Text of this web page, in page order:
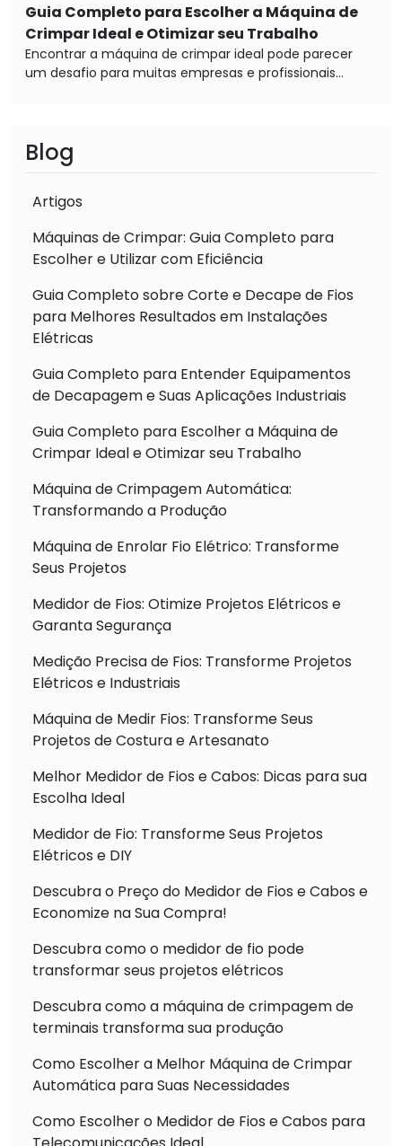
Guia Completo para Escolher a Máquina de
Crimpar Ideal e Otimizar seu Trabalho
Encontrar a máquina de crimpar ideal pode parecer
um desafio para muitas empresas e profissionais...
Blog
Artigos
Máquinas de Crimpar: Guia Completo para
Escolher e Utilizar com Eficiência
Guia Completo sobre Corte e Decape de Fios
para Melhores Resultados em Instalações
Elétricas
Guia Completo para Entender Equipamentos
de Decapagem e Suas Aplicações Industriais
Guia Completo para Escolher a Máquina de
Crimpar Ideal e Otimizar seu Trabalho
Máquina de Crimpagem Automática:
Transformando a Produção
Máquina de Enrolar Fio Elétrico: Transforme
Seus Projetos
Medidor de Fios: Otimize Projetos Elétricos e
Garanta Segurança
Medição Precisa de Fios: Transforme Projetos
Elétricos e Industriais
Máquina de Medir Fios: Transforme Seus
Projetos de Costura e Artesanato
Melhor Medidor de Fios e Cabos: Dicas para sua
Escolha Ideal
Medidor de Fio: Transforme Seus Projetos
Elétricos e DIY
Descubra o Preço do Medidor de Fios e Cabos e
Economize na Sua Compra!
Descubra como o medidor de fio pode
transformar seus projetos elétricos
Descubra como a máquina de crimpagem de
terminais transforma sua produção
Como Escolher a Melhor Máquina de Crimpar
Automática para Suas Necessidades
Como Escolher o Medidor de Fios e Cabos para